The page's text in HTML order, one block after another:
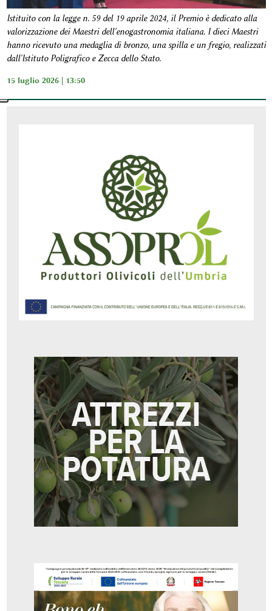
Istituito con la legge n. 59 del 19 aprile 2024, il Premio è dedicato alla
valorizzazione dei Maestri dell'enogastronomia italiana. I dieci Maestri
hanno ricevuto una medaglia di bronzo, una spilla e un fregio, realizzati
dall'Istituto Poligrafico e Zecca dello Stato.
15 luglio 2026 | 13:50